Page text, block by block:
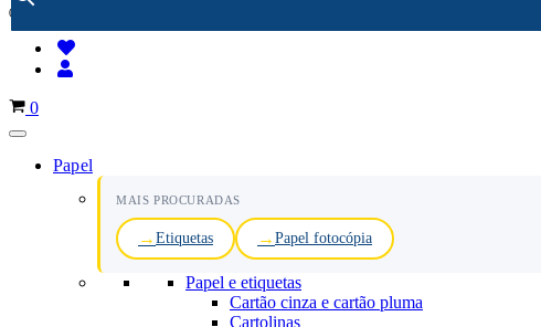
(chamada rede fixa nacional)
Carrinho
0
Papel
MAIS PROCURADAS
Etiquetas Papel fotocópia
Papel e etiquetas
Cartão cinza e cartão pluma
Cartolinas